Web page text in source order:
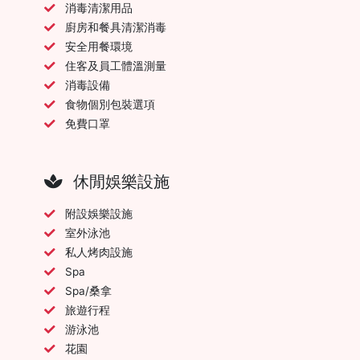
消毒清潔用品
廚房和餐具清潔消毒
安全用餐環境
住客及員工體溫測量
消毒設備
食物個別包裝選項
免費口罩
休閒娛樂設施
附設娛樂設施
室外泳池
私人烤肉設施
Spa
Spa/桑拿
旅遊行程
游泳池
花園